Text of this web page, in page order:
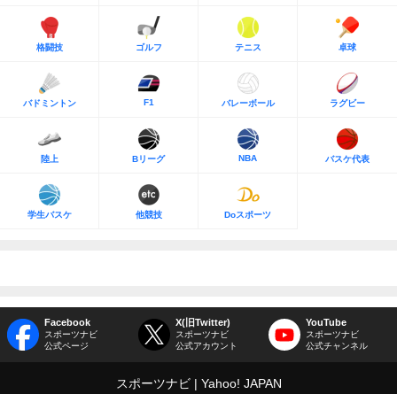
格闘技 ゴルフ テニス 卓球
バドミントン F1 バレーボール ラグビー
陸上 Bリーグ NBA バスケ代表
学生バスケ 他競技 Doスポーツ
Facebook
スポーツナビ
公式ページ
X(旧Twitter)
スポーツナビ
公式アカウント
YouTube
スポーツナビ
公式チャンネル
スポーツナビ Yahoo! JAPAN